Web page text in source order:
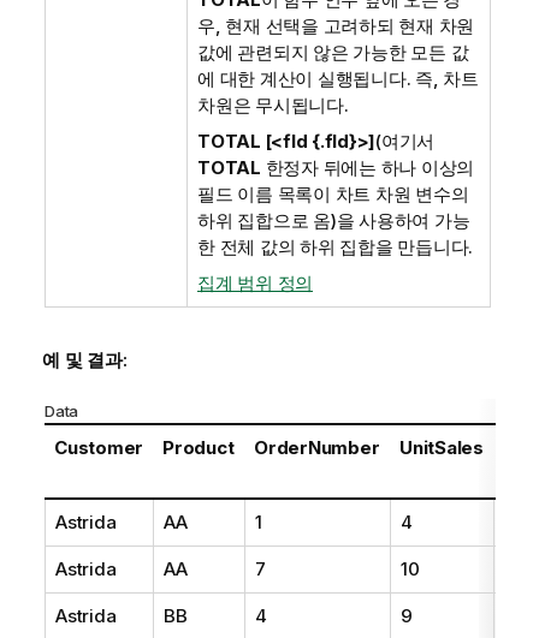
우, 현재 선택을 고려하되 현재 차원
값에 관련되지 않은 가능한 모든 값
에 대한 계산이 실행됩니다. 즉, 차트
차원은 무시됩니다.
TOTAL [<fld {.fld}>](여기서
TOTAL 한정자 뒤에는 하나 이상의
필드 이름 목록이 차트 차원 변수의
하위 집합으로 옴)을 사용하여 가능
한 전체 값의 하위 집합을 만듭니다.
집계 범위 정의
예 및 결과:
Data
Customer Product OrderNumber UnitSales
Astrida AA 1 4
Astrida AA 7 10
Astrida BB 4 9